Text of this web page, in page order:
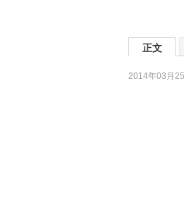
正文
2014年03月